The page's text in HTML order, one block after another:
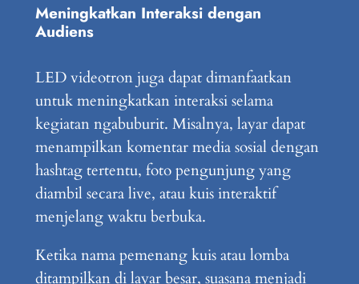
Meningkatkan Interaksi dengan
Audiens
LED videotron juga dapat dimanfaatkan
untuk meningkatkan interaksi selama
kegiatan ngabuburit. Misalnya, layar dapat
menampilkan komentar media sosial dengan
hashtag tertentu, foto pengunjung yang
diambil secara live, atau kuis interaktif
menjelang waktu berbuka.
Ketika nama pemenang kuis atau lomba
ditampilkan di layar besar, suasana menjadi